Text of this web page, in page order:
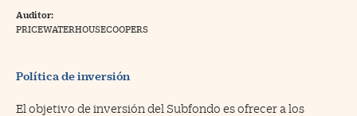
a Cinco Días
Auditor:
PRICEWATERHOUSECOOPERS
Política de inversión
El objetivo de inversión del Subfondo es ofrecer a los